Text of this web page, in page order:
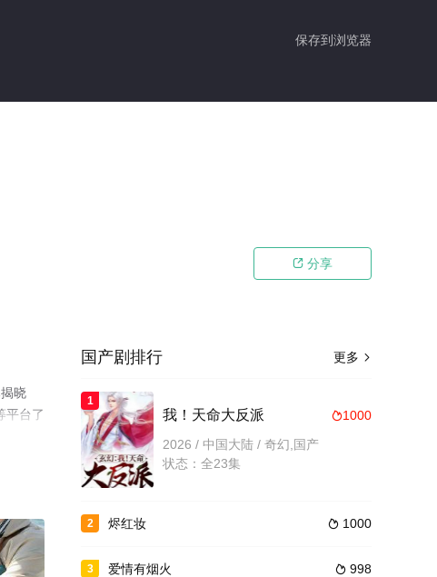
保存到浏览器
 分享
晓
平台了
更多 
国产剧排行
1
1000
我！天命大反派
2026 / 中国大陆 / 奇幻,国产
状态：全23集
2  1000
烬红妆
3  998
爱情有烟火